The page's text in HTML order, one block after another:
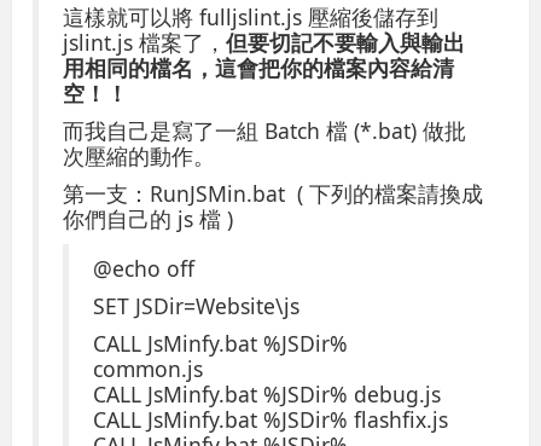
這樣就可以將 fulljslint.js 壓縮後儲存到
jslint.js 檔案了，但要切記不要輸入與輸出
用相同的檔名，這會把你的檔案內容給清
空！！
而我自己是寫了一組 Batch 檔 (*.bat) 做批
次壓縮的動作。
第一支：RunJSMin.bat ( 下列的檔案請換成
你們自己的 js 檔 )
@echo off
SET JSDir=Website\js
CALL JsMinfy.bat %JSDir%
common.js
CALL JsMinfy.bat %JSDir% debug.js
CALL JsMinfy.bat %JSDir% flashfix.js